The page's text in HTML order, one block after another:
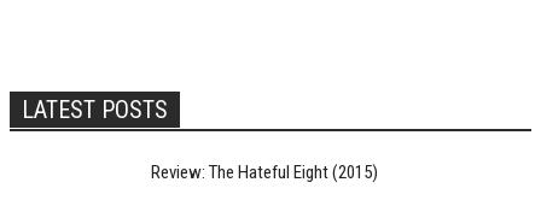
LATEST POSTS
Review: The Hateful Eight (2015)